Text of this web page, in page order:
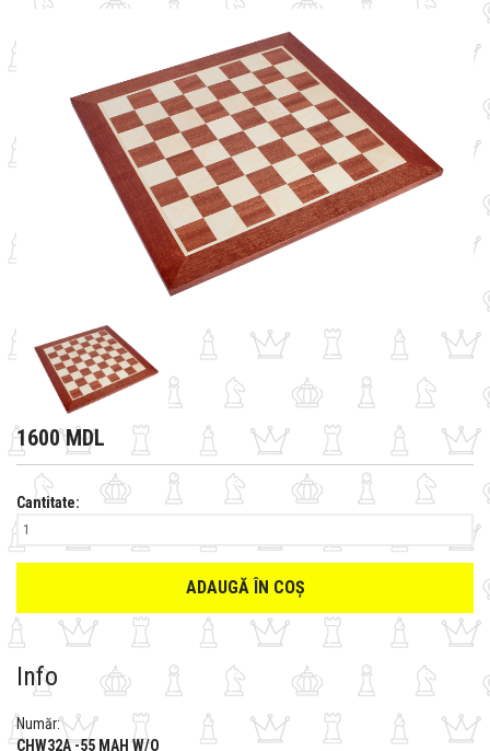
1600 MDL
Cantitate:
ADAUGĂ ÎN COȘ
Info
Număr:
CHW32A -55 MAH W/O